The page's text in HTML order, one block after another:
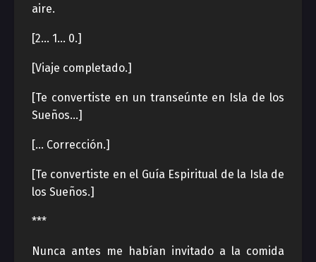
aire.
[2… 1… 0.]
[Viaje completado.]
[Te convertiste en un transeúnte en Isla de los
Sueños…]
[… Corrección.]
[Te convertiste en el Guía Espiritual de la Isla de
los Sueños.]
***
Nunca antes me habían invitado a la comida